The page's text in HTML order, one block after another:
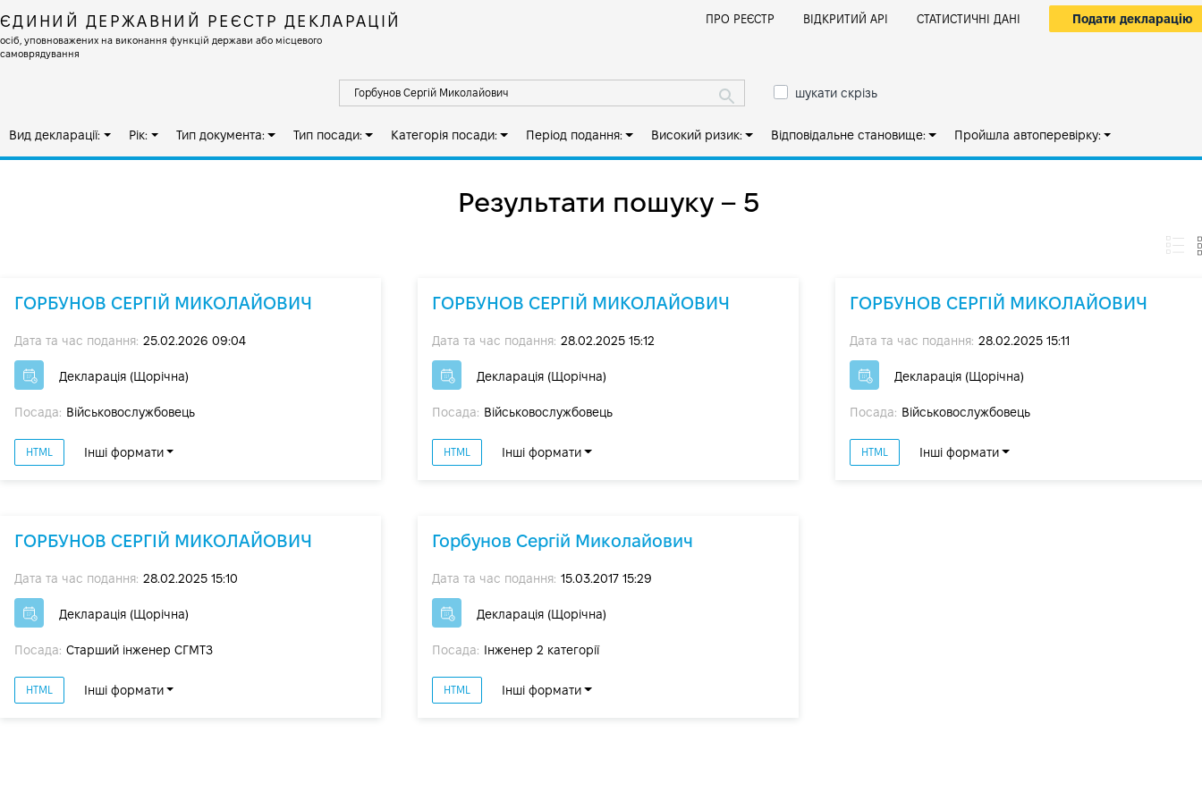
ЄДИНИЙ ДЕРЖАВНИЙ РЕЄСТР ДЕКЛАРАЦІЙ
осіб, уповноважених на виконання функцій держави або місцевого
самоврядування
ПРО РЕЄСТР ВІДКРИТИЙ АРІ СТАТИСТИЧНІ ДАНІ Подати декларацію
шукати скрізь
Вид декларації: Рік: Тип документа: Тип посади: Категорія посади: Період подання: Високий ризик: Відповідальне становище: Пройшла автоперевірку:
Результати пошуку – 5
ГОРБУНОВ СЕРГІЙ МИКОЛАЙОВИЧ
Дата та час подання: 25.02.2026 09:04
Декларація (Щорічна)
Посада: Військовослужбовець
HTML Інші формати
ГОРБУНОВ СЕРГІЙ МИКОЛАЙОВИЧ
Дата та час подання: 28.02.2025 15:10
Декларація (Щорічна)
Посада: Старший інженер СГМТЗ
HTML Інші формати
ГОРБУНОВ СЕРГІЙ МИКОЛАЙОВИЧ
Дата та час подання: 28.02.2025 15:12
Декларація (Щорічна)
Посада: Військовослужбовець
HTML Інші формати
Горбунов Сергій Миколайович
Дата та час подання: 15.03.2017 15:29
Декларація (Щорічна)
Посада: Інженер 2 категорії
HTML Інші формати
ГОРБУНОВ СЕРГІЙ МИКОЛАЙОВИЧ
Дата та час подання: 28.02.2025 15:11
Декларація (Щорічна)
Посада: Військовослужбовець
HTML Інші формати